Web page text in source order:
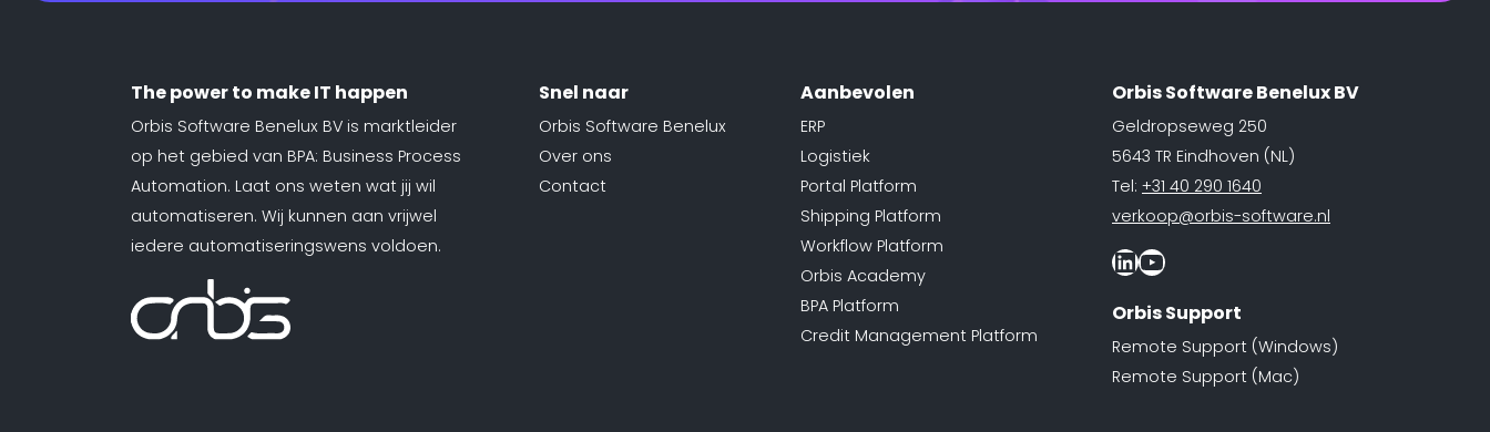
The power to make IT happen
Orbis Software Benelux BV is marktleider
op het gebied van BPA: Business Process
Automation. Laat ons weten wat jij wil
automatiseren. Wij kunnen aan vrijwel
iedere automatiseringswens voldoen.
Snel naar
Orbis Software Benelux
Over ons
Contact
Aanbevolen
ERP
Logistiek
Portal Platform
Shipping Platform
Workflow Platform
Orbis Academy
BPA Platform
Credit Management Platform
Orbis Software Benelux BV
Geldropseweg 250
5643 TR Eindhoven (NL)
Tel: +31 40 290 1640
verkoop@orbis-software.nl
LinkedIn
Youtube
Orbis Support
Remote Support (Windows)
Remote Support (Mac)